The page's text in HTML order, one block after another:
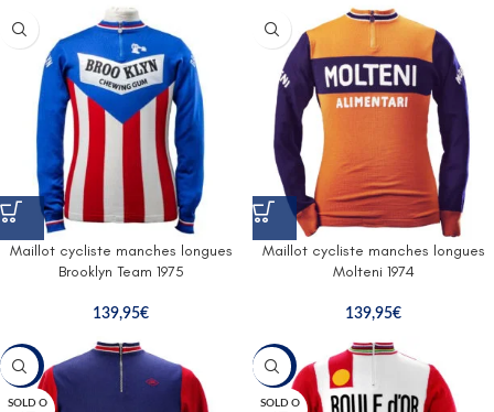
Maillot cycliste manches longues
Brooklyn Team 1975
139,95€
Maillot cycliste manches longues
Molteni 1974
139,95€
-43%
SOLD O
-43%
SOLD O